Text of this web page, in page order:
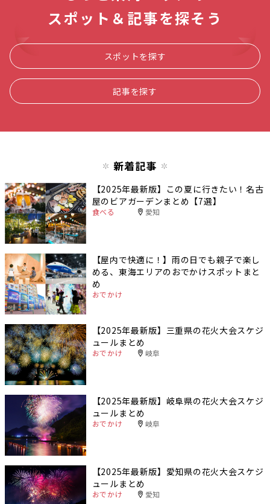
スポット＆記事を探そう
スポットを探す
記事を探す
新着記事
【2025年最新版】この夏に行きたい！名古
屋のビアガーデンまとめ【7選】
食べる 愛知
【屋内で快適に！】雨の日でも親子で楽し
める、東海エリアのおでかけスポットまと
め
おでかけ
【2025年最新版】三重県の花火大会スケジ
ュールまとめ
おでかけ 岐阜
【2025年最新版】岐阜県の花火大会スケジ
ュールまとめ
おでかけ 岐阜
【2025年最新版】愛知県の花火大会スケジ
ュールまとめ
おでかけ 愛知